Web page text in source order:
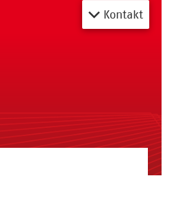
Kontakt